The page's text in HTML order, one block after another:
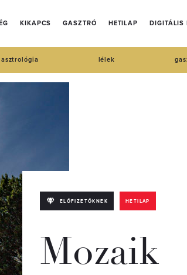
KIKAPCS GASZTRÓ HETILAP DIGITÁLIS
asztrológia lélek
ELŐFIZETŐKNEK HETILAP
Mozaik